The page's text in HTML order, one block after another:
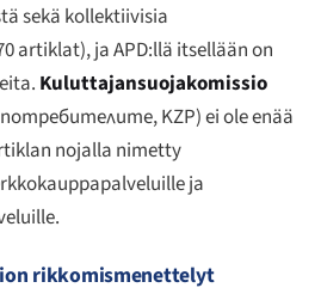
sekä kollektiivisia
artiklat), ja APD:llä itsellään on
Kuluttajansuojakomissio
, KZP) ei ole enää
nojalla nimetty
ja
rikkomismenettelyt